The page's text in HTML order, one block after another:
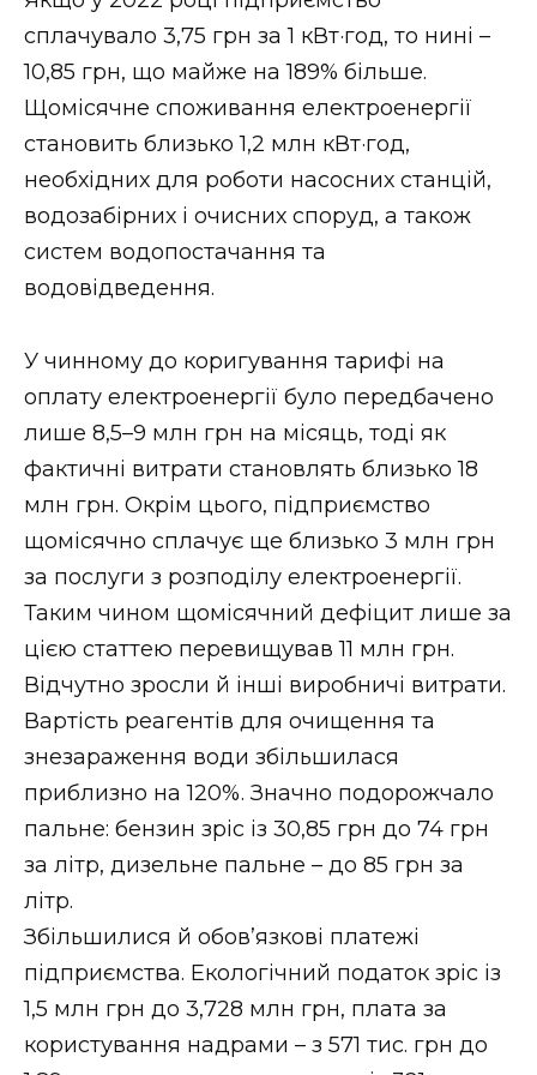
сплачувало 3,75 грн за 1 кВт·год, то нині –
10,85 грн, що майже на 189% більше.
Щомісячне споживання електроенергії
становить близько 1,2 млн кВт·год,
необхідних для роботи насосних станцій,
водозабірних і очисних споруд, а також
систем водопостачання та
водовідведення.
У чинному до коригування тарифі на
оплату електроенергії було передбачено
лише 8,5–9 млн грн на місяць, тоді як
фактичні витрати становлять близько 18
млн грн. Окрім цього, підприємство
щомісячно сплачує ще близько 3 млн грн
за послуги з розподілу електроенергії.
Таким чином щомісячний дефіцит лише за
цією статтею перевищував 11 млн грн.
Відчутно зросли й інші виробничі витрати.
Вартість реагентів для очищення та
знезараження води збільшилася
приблизно на 120%. Значно подорожчало
пальне: бензин зріс із 30,85 грн до 74 грн
за літр, дизельне пальне – до 85 грн за
літр.
Збільшилися й обов’язкові платежі
підприємства. Екологічний податок зріс із
1,5 млн грн до 3,728 млн грн, плата за
користування надрами – з 571 тис. грн до